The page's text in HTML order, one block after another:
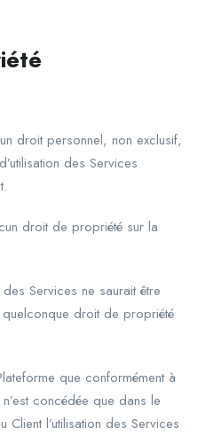
droit personnel, non exclusif,
des Services
droit de propriété sur la
Services ne saurait être
quelconque droit de propriété
que conformément à
concédée que dans le
l’utilisation des Services